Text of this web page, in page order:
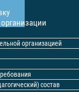
организацией
состав